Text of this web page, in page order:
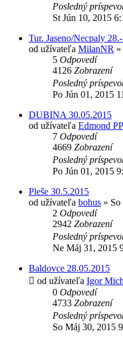
Posledný
St Jún 10, 2015
Tur. Jaseno/Necpaly
od užívateľa MilanNR »
5 Odpovedí
4126 Zobrazení
Posledný
Po Jún 01, 2015
DUBINA 30.05.2015
od užívateľa Edmond PP
7 Odpovedí
4669 Zobrazení
Posledný
Po Jún 01, 2015
Pleše 30.5.2015
od užívateľa bohus »
2 Odpovedí
2942 Zobrazení
Posledný
Ne Máj 31, 2015
Baldovce 28.05.2015
od užívateľa Igor
0 Odpovedí
4733 Zobrazení
Posledný
So Máj 30, 2015